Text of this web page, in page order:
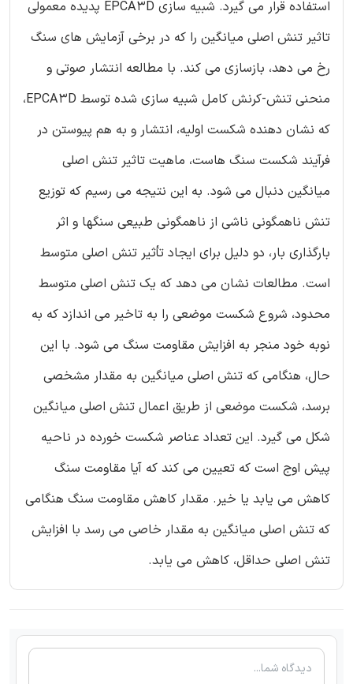
استفاده قرار می گیرد. شبیه سازی EPCA3D پدیده معمولی
تاثیر تنش اصلی میانگین را که در برخی آزمایش های سنگ
رخ می دهد، بازسازی می کند. با مطالعه انتشار صوتی و
منحنی تنش-کرنش کامل شبیه سازی شده توسط EPCA3D،
که نشان دهنده شکست اولیه، انتشار و به هم پیوستن در
فرآیند شکست سنگ هاست، ماهیت تاثیر تنش اصلی
میانگین دنبال می شود. به این نتیجه می رسیم که توزیع
تنش ناهمگونی ناشی از ناهمگونی طبیعی سنگها و اثر
بارگذاری بار، دو دلیل برای ایجاد تأثیر تنش اصلی متوسط
است. مطالعات نشان می دهد که یک تنش اصلی متوسط
محدود، شروع شکست موضعی را به تاخیر می اندازد که به
نوبه خود منجر به افزایش مقاومت سنگ می شود. با این
حال، هنگامی که تنش اصلی میانگین به مقدار مشخصی
برسد، شکست موضعی از طریق اعمال تنش اصلی میانگین
شکل می گیرد. این تعداد عناصر شکست خورده در ناحیه
پیش اوج است که تعیین می کند که آیا مقاومت سنگ
کاهش می یابد یا خیر. مقدار کاهش مقاومت سنگ هنگامی
که تنش اصلی میانگین به مقدار خاصی می رسد با افزایش
تنش اصلی حداقل، کاهش می یابد.